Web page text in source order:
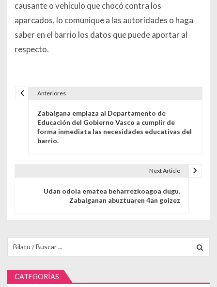
causante o vehículo que chocó contra los
aparcados, lo comunique a las autoridades o haga
saber en el barrio los datos que puede aportar al
respecto.
Anteriores
Zabalgana emplaza al Departamento de
Educación del Gobierno Vasco a cumplir de
forma inmediata las necesidades educativas del
barrio.
Next Article
Udan odola ematea beharrezkoagoa dugu.
Zabalganan abuztuaren 4an goizez
CATEGORÍAS